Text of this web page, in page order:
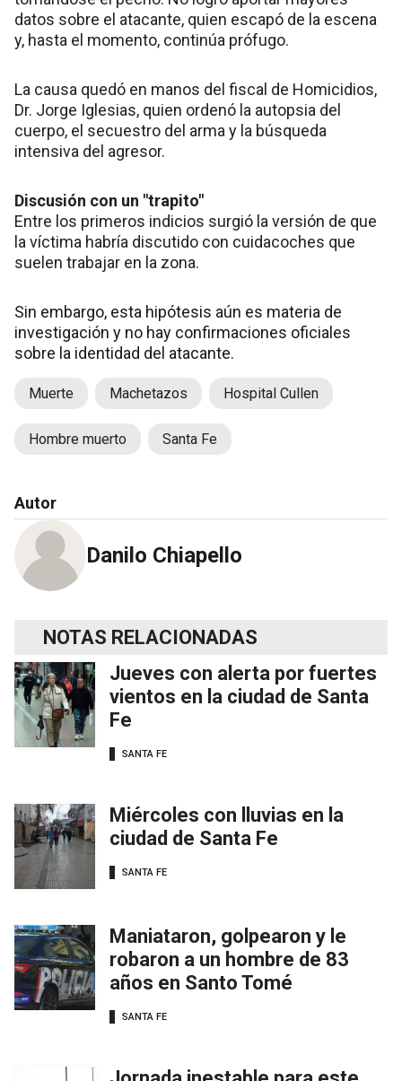
datos sobre el atacante, quien escapó de la escena
y, hasta el momento, continúa prófugo.
La causa quedó en manos del fiscal de Homicidios,
Dr. Jorge Iglesias, quien ordenó la autopsia del
cuerpo, el secuestro del arma y la búsqueda
intensiva del agresor.
Discusión con un "trapito"
Entre los primeros indicios surgió la versión de que
la víctima habría discutido con cuidacoches que
suelen trabajar en la zona.
Sin embargo, esta hipótesis aún es materia de
investigación y no hay confirmaciones oficiales
sobre la identidad del atacante.
Muerte Machetazos Hospital Cullen
Hombre muerto Santa Fe
Autor
Danilo Chiapello
NOTAS RELACIONADAS
Jueves con alerta por fuertes
vientos en la ciudad de Santa
Fe
SANTA FE
Miércoles con lluvias en la
ciudad de Santa Fe
SANTA FE
Maniataron, golpearon y le
robaron a un hombre de 83
años en Santo Tomé
SANTA FE